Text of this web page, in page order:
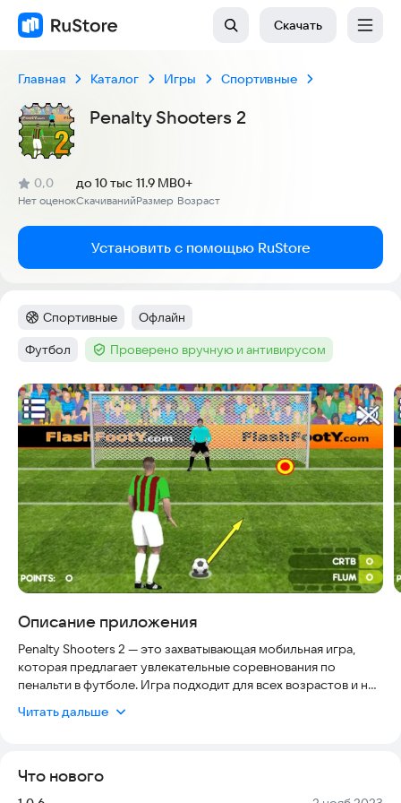
Скачать
Главная Каталог Игры Спортивные
Penalty Shooters 2
Рейтинг:
0,0
(
Нет оценок
)
Скачиваний
до 10 тыс
Размер
11.9 MB
Возраст
0+
Установить с помощью RuStore
Категория:
Спортивные Тег:
Офлайн
Тег :
Футбол Тег :Проверено вручную и антивирусом
Скриншоты
Описание приложения
Penalty Shooters 2 — это захватывающая мобильная игра,
которая предлагает увлекательные соревнования по
пенальти в футболе. Игра подходит для всех возрастов и не
Она доступна на множестве устройств и поддерживает
чтобы сохранять актуальность и улучшать игровой опыт. С
Читать дальше
Что нового